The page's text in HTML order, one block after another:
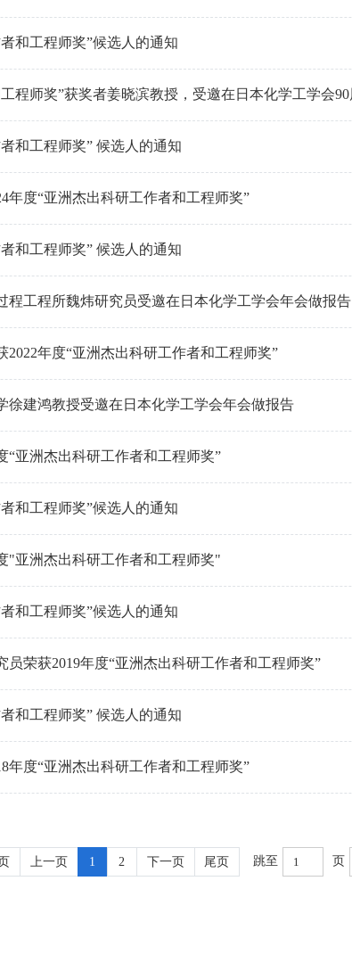
和工程师奖”候选人的通知
和工程师奖” 候选人的通知
年度“亚洲杰出科研工作者和工程师奖”
和工程师奖” 候选人的通知
程工程所魏炜研究员受邀在日本化学工学会年会做报告
年度“亚洲杰出科研工作者和工程师奖”
徐建鸿教授受邀在日本化学工学会年会做报告
“亚洲杰出科研工作者和工程师奖”
和工程师奖”候选人的通知
"亚洲杰出科研工作者和工程师奖"
和工程师奖”候选人的通知
荣获2019年度“亚洲杰出科研工作者和工程师奖”
和工程师奖” 候选人的通知
年度“亚洲杰出科研工作者和工程师奖”
上一页 1 2 下一页 尾页 跳至 页